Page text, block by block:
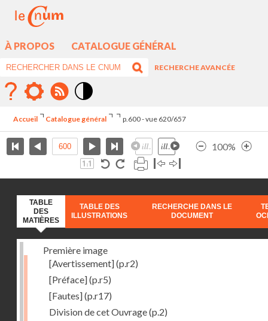
À PROPOS CATALOGUE GÉNÉRAL
RECHERCHE AVANCÉE
élévé
Accueil Catalogue général p.600 - vue 620/657
100%
TABLE
DES
MATIÈRES
TABLE DES
ILLUSTRATIONS
RECHERCHE DANS LE
DOCUMENT
Première image
[Avertissement](p.r2)
[Préface](p.r5)
[Fautes](p.r17)
Division de cet Ouvrage(p.2)